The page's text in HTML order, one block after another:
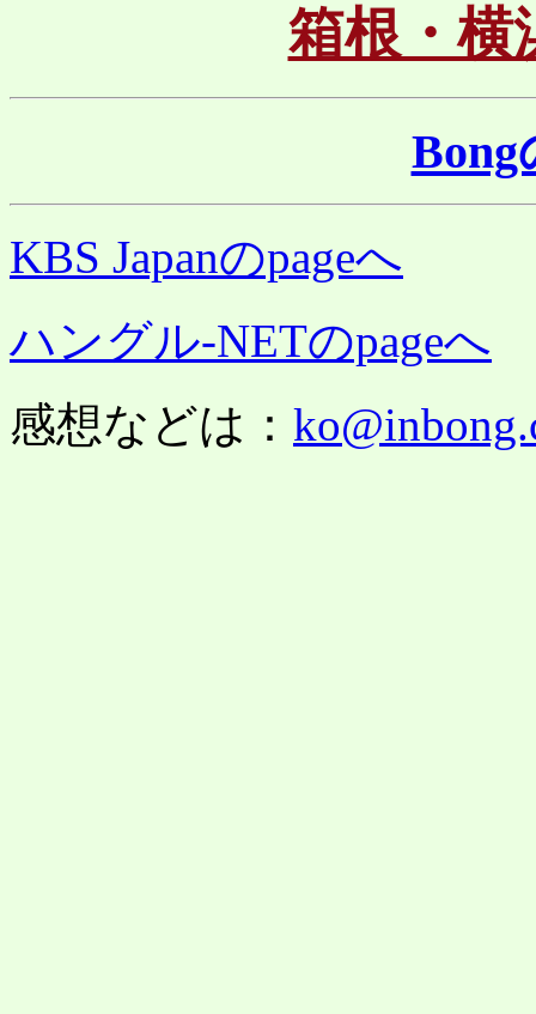
箱根・横
Bong
KBS Japanのpageへ
ハングル-NETのpageへ
感想などは：